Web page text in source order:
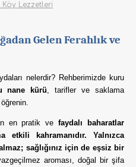
Lezzetleri
Gelen Ferahlık ve
nelerdir? Rehberimizde kuru
nane kürü , tarifler ve saklama
en pratik vefaydalı baharatlar
etkili kahramanıdır. Yalnızca
sağlığınız için de eşsiz bir
aroması, doğal bir şifa